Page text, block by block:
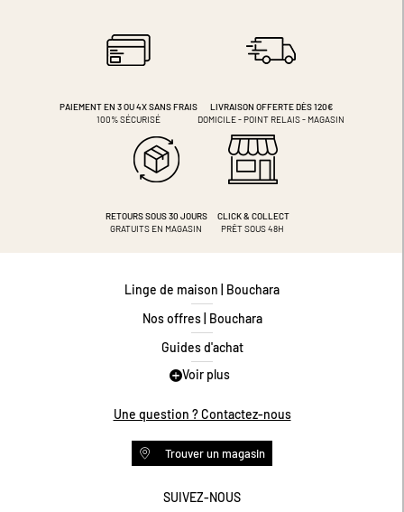
PAIEMENT EN 3 OU 4XSANS FRAIS
100% SÉCURISÉ
LIVRAISON OFFERTE DÈS 120€
DOMICILE - POINT RELAIS - MAGASIN
RETOURS SOUS 30 JOURS
GRATUITS EN MAGASIN
CLICK & COLLECT
PRÊT SOUS 48H
Linge de maison | Bouchara
Nos offres | Bouchara
Guides d'achat
Guide des tailles
Programme de fidélité
Conditions des offres
Voir plus
Une question ? Contactez-nous
Trouver un magasin
SUIVEZ-NOUS